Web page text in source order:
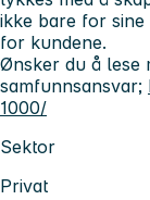
ikke bare for
for kundene.
Ønsker du å lese
samfunnsansvar;
1000/
Sektor
Privat